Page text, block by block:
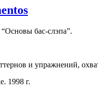
бас-слэпа”.
и упражнений,
1998 г.